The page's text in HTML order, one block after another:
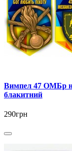
Вимпел 47 ОМБр
блакитний
290грн